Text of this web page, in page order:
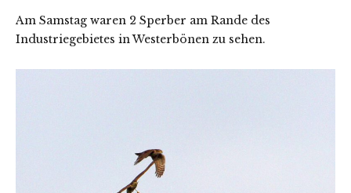
Am Samstag waren 2 Sperber am Rande des
Industriegebietes in Westerbönen zu sehen.